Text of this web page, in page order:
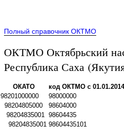
Полный справочник ОКТМО
ОКТМО Октябрьский
Республика Саха
ОКАТО код ОКТМО с 01.01.2014
98201000000
98000000
98204805000
98604000
98204835001 98604435
98204835001 98604435101